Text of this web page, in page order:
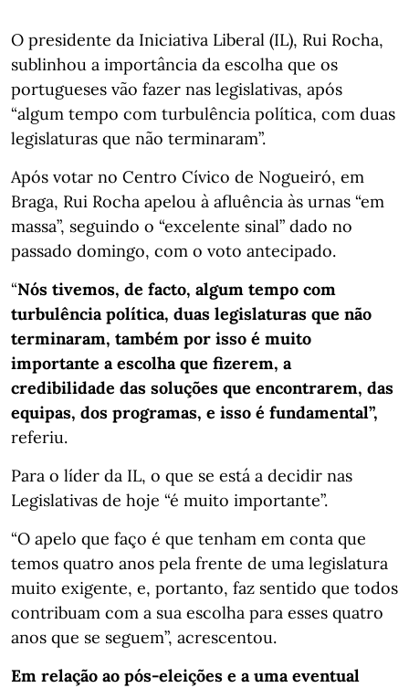
O presidente da Iniciativa Liberal (IL), Rui Rocha,
sublinhou a importância da escolha que os
portugueses vão fazer nas legislativas, após
“algum tempo com turbulência política, com duas
legislaturas que não terminaram”.
Após votar no Centro Cívico de Nogueiró, em
Braga, Rui Rocha apelou à afluência às urnas “em
massa”, seguindo o “excelente sinal” dado no
passado domingo, com o voto antecipado.
“Nós tivemos, de facto, algum tempo com
turbulência política, duas legislaturas que não
terminaram, também por isso é muito
importante a escolha que fizerem, a
credibilidade das soluções que encontrarem, das
equipas, dos programas, e isso é fundamental”,
referiu.
Para o líder da IL, o que se está a decidir nas
Legislativas de hoje “é muito importante”.
“O apelo que faço é que tenham em conta que
temos quatro anos pela frente de uma legislatura
muito exigente, e, portanto, faz sentido que todos
contribuam com a sua escolha para esses quatro
anos que se seguem”, acrescentou.
Em relação ao pós-eleições e a uma eventual